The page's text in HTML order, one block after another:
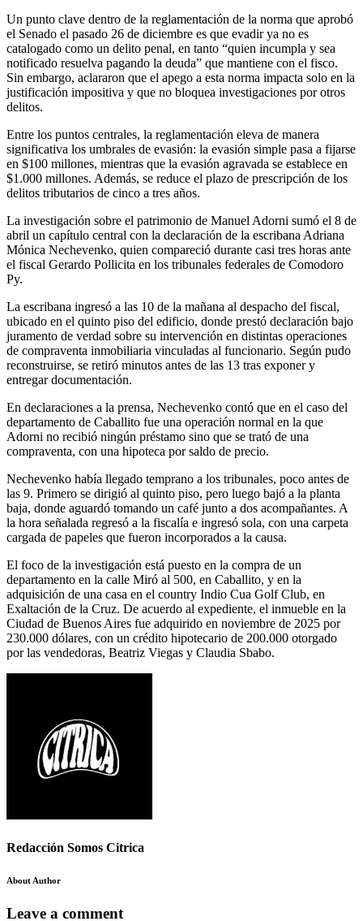
Un punto clave dentro de la reglamentación de la norma que aprobó
el Senado el pasado 26 de diciembre es que evadir ya no es
catalogado como un delito penal, en tanto “quien incumpla y sea
notificado resuelva pagando la deuda” que mantiene con el fisco.
Sin embargo, aclararon que el apego a esta norma impacta solo en la
justificación impositiva y que no bloquea investigaciones por otros
delitos.
Entre los puntos centrales, la reglamentación eleva de manera
significativa los umbrales de evasión: la evasión simple pasa a fijarse
en $100 millones, mientras que la evasión agravada se establece en
$1.000 millones. Además, se reduce el plazo de prescripción de los
delitos tributarios de cinco a tres años.
La investigación sobre el patrimonio de Manuel Adorni sumó el 8 de
abril un capítulo central con la declaración de la escribana Adriana
Mónica Nechevenko, quien compareció durante casi tres horas ante
el fiscal Gerardo Pollicita en los tribunales federales de Comodoro
Py.
La escribana ingresó a las 10 de la mañana al despacho del fiscal,
ubicado en el quinto piso del edificio, donde prestó declaración bajo
juramento de verdad sobre su intervención en distintas operaciones
de compraventa inmobiliaria vinculadas al funcionario. Según pudo
reconstruirse, se retiró minutos antes de las 13 tras exponer y
entregar documentación.
En declaraciones a la prensa, Nechevenko contó que en el caso del
departamento de Caballito fue una operación normal en la que
Adorni no recibió ningún préstamo sino que se trató de una
compraventa, con una hipoteca por saldo de precio.
Nechevenko había llegado temprano a los tribunales, poco antes de
las 9. Primero se dirigió al quinto piso, pero luego bajó a la planta
baja, donde aguardó tomando un café junto a dos acompañantes. A
la hora señalada regresó a la fiscalía e ingresó sola, con una carpeta
cargada de papeles que fueron incorporados a la causa.
El foco de la investigación está puesto en la compra de un
departamento en la calle Miró al 500, en Caballito, y en la
adquisición de una casa en el country Indio Cua Golf Club, en
Exaltación de la Cruz. De acuerdo al expediente, el inmueble en la
Ciudad de Buenos Aires fue adquirido en noviembre de 2025 por
230.000 dólares, con un crédito hipotecario de 200.000 otorgado
por las vendedoras, Beatriz Viegas y Claudia Sbabo.
Redacción Somos Citrica
About Author
Leave a comment